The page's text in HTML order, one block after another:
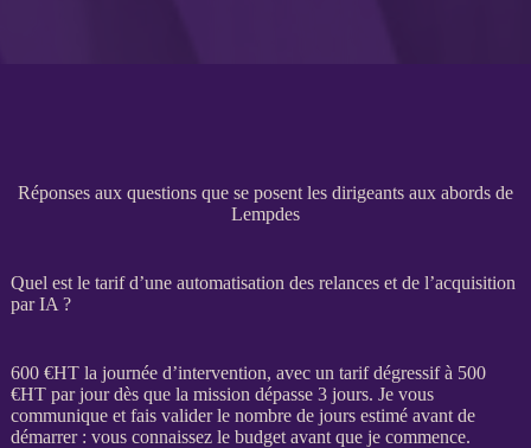
Réponses aux questions que se posent les dirigeants aux abords de
Lempdes
Quel est le tarif d’une automatisation des relances et de l’acquisition
par IA ?
600 €HTla journée d’intervention, avec un tarif dégressif à 500
€HTpar jour dès que la mission dépasse 3 jours. Je vous
communique et fais valider le nombre de jours estimé avant de
démarrer : vous connaissez le budget avant que je commence.